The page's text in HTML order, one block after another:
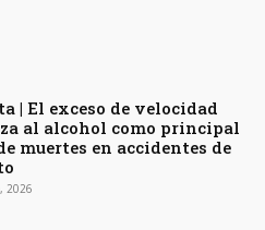
| El exceso de velocidad
al alcohol como principal
muertes en accidentes de
2026